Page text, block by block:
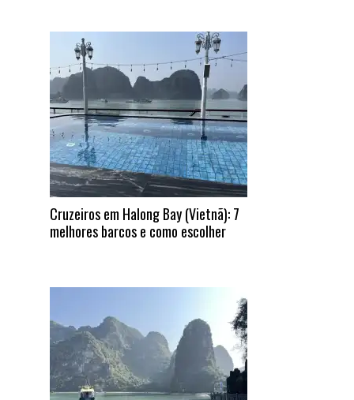
Cruzeiros em Halong Bay (Vietnã): 7
melhores barcos e como escolher